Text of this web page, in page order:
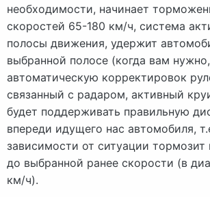
необходимости, начинает
скоростей 65-180 км/ч, система
полосы движения, удержит
выбранной полосе (когда вам
автоматическую корректировок
связанный с радаром, активный
будет поддерживать правильную
впереди идущего нас автомобиля,
зависимости от ситуации тормозит
до выбранной ранее скорости (в
км/ч).